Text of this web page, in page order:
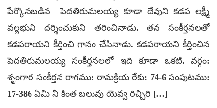
పేర్కొనబడిన పెదతిరుమలయ్య కూడా దేవుని కడప లక్ష్మీ
వల్లభుని దర్శించుకుని తరించినాడు. తన సంకీర్తనలతో
కడపరాయని కీర్తించి గానం చేసినాడు. కడపరాయని కీర్తించిన
పెదతిరుమలయ్య సంకీర్తనలలో ఇది కూడా ఒకటి. వర్గం:
శృంగార సంకీర్తన రాగము: రామక్రియ రేకు: 74-6 సంపుటము:
17-386 ఏమి నీ కింత బలువు యెవ్వ రిచ్చిరి […]